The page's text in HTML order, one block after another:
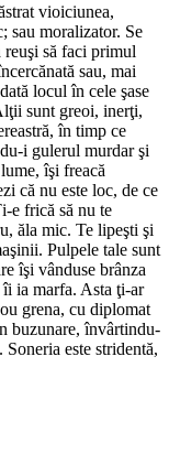
vioiciunea,
sau moralizator. Se
să faci primul
sau, mai
locul în cele şase
sunt greoi, inerţi,
în timp ce
i gulerul murdar şi
îşi freacă
că nu este loc, de ce
e frică să nu te
ăla mic. Te lipeşti şi
Pulpele tale sunt
îşi vânduse brânza
ia marfa. Asta ţi-ar
grena, cu diplomat
buzunare, învârtindu-
este stridentă,